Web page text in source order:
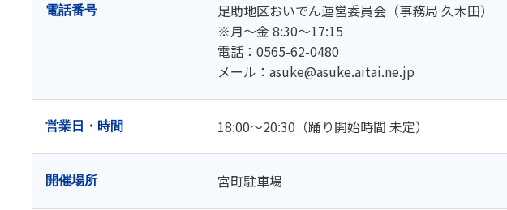
電話番号
足助地区おいでん運営委員会（事務局 久木田）
※月～金 8:30～17:15
電話：0565-62-0480
メール：asuke@asuke.aitai.ne.jp
営業日・時間 18:00～20:30（踊り開始時間 未定）
開催場所 宮町駐車場